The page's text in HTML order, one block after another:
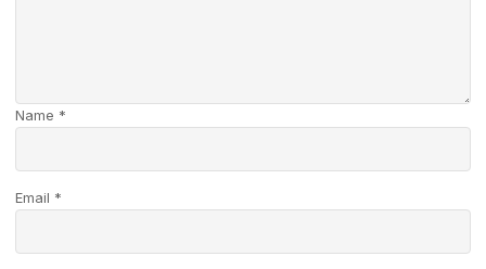
Name *
Email *